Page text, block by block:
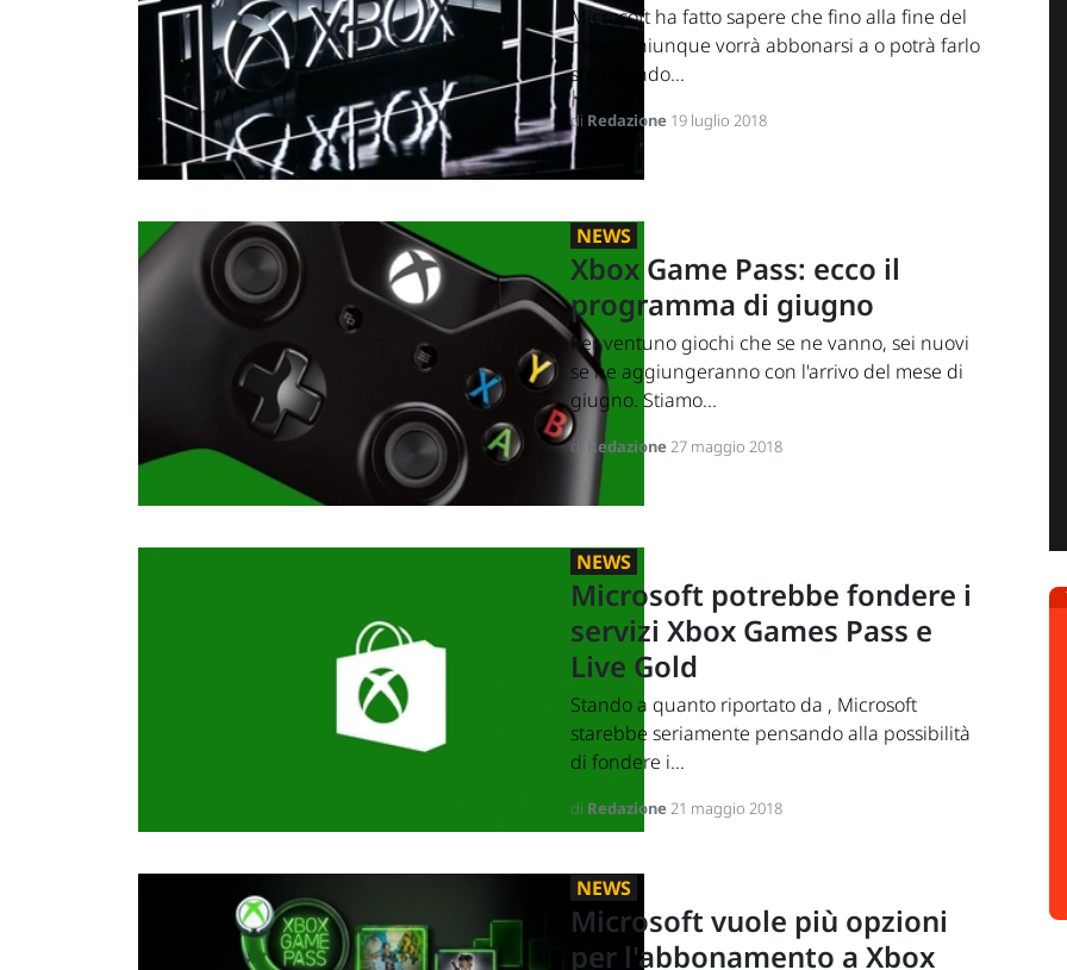
Microsoft ha fatto sapere che fino alla fine del
mese, chiunque vorrà abbonarsi a o potrà farlo
spendendo...
di Redazione 19 luglio 2018
NEWS
Xbox Game Pass: ecco il
programma di giugno
Per ventuno giochi che se ne vanno, sei nuovi
se ne aggiungeranno con l'arrivo del mese di
giugno. Stiamo...
di Redazione27 maggio 2018
NEWS
Microsoft potrebbe fondere i
servizi Xbox Games Pass e
Live Gold
Stando a quanto riportato da , Microsoft
starebbe seriamente pensando alla possibilità
di fondere i...
di Redazione21 maggio 2018
NEWS
Microsoft vuole più opzioni
per l'abbonamento a Xbox